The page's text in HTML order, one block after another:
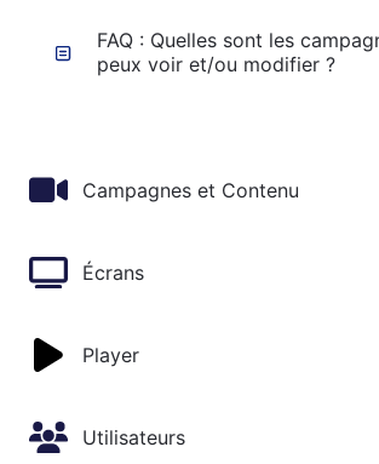
FAQ : Quelles sont les
peux voir et/ou modifier ?
Campagnes et Contenu
Écrans
Player
Utilisateurs